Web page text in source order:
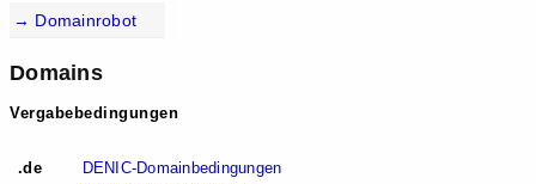
→ Domainrobot
Domains
Vergabebedingungen
.de
DENIC-Domainbedingungen